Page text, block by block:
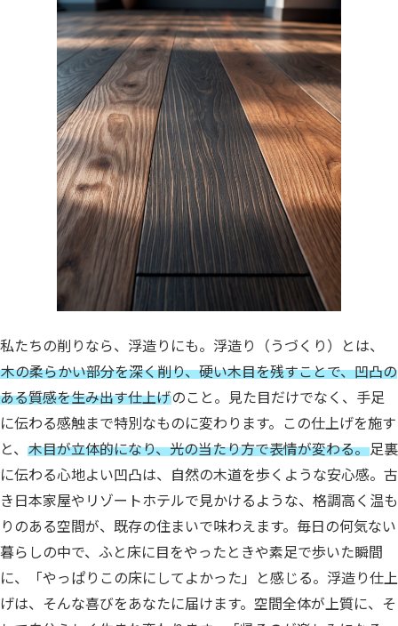
私たちの削りなら、浮造りにも。 浮造り（うづくり）とは、
木の柔らかい部分を深く削り、硬い木目を残すことで、凹凸の
ある質感を生み出す仕上げのこと。 見た目だけでなく、手足
に伝わる感触まで特別なものに変わります。 この仕上げを施す
と、 木目が立体的になり、光の当たり方で表情が変わる。足裏
に伝わる心地よい凹凸は、自然の木道を歩くような安心感。 古
き日本家屋やリゾートホテルで見かけるような、格調高く温も
りのある空間が、既存の住まいで味わえます。 毎日の何気ない
暮らしの中で、 ふと床に目をやったときや素足で歩いた瞬間
に、「やっぱりこの床にしてよかった」と感じる。 浮造り仕上
げは、そんな喜びをあなたに届けます。 空間全体が上質に、そ